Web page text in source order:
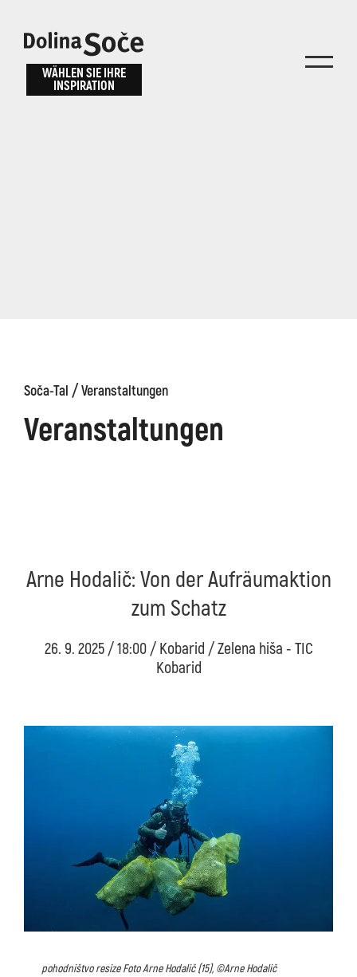
WÄHLEN SIE IHRE
INSPIRATION
Soča-Tal /Veranstaltungen
Veranstaltungen
Inspiration
finden
Kanin
Wählen Sie ein
Arne Hodalič: Von der Aufräumaktion
zum Schatz
26. 9. 2025 / 18:00 / Kobarid / Zelena hiša - TIC
Kobarid
pohodništvo resize Foto Arne Hodalič (15), ©Arne Hodalič